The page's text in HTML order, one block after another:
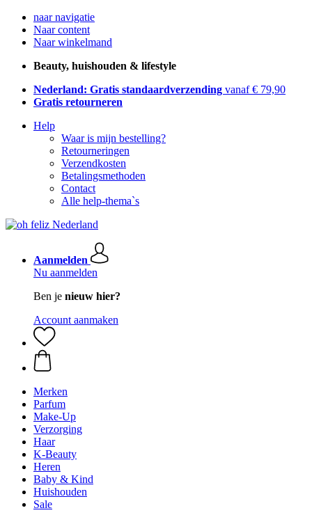
naar navigatie
Naar content
Naar winkelmand
Beauty, huishouden & lifestyle
Nederland: Gratis standaardverzending vanaf € 79,90
Gratis retourneren
Help
Waar is mijn bestelling?
Retourneringen
Verzendkosten
Betalingsmethoden
Contact
Alle help-thema`s
Aanmelden
Nu aanmelden
Ben je nieuw hier?
Account aanmaken
Merken
Parfum
Make-Up
Verzorging
Haar
K-Beauty
Heren
Baby & Kind
Huishouden
Sale